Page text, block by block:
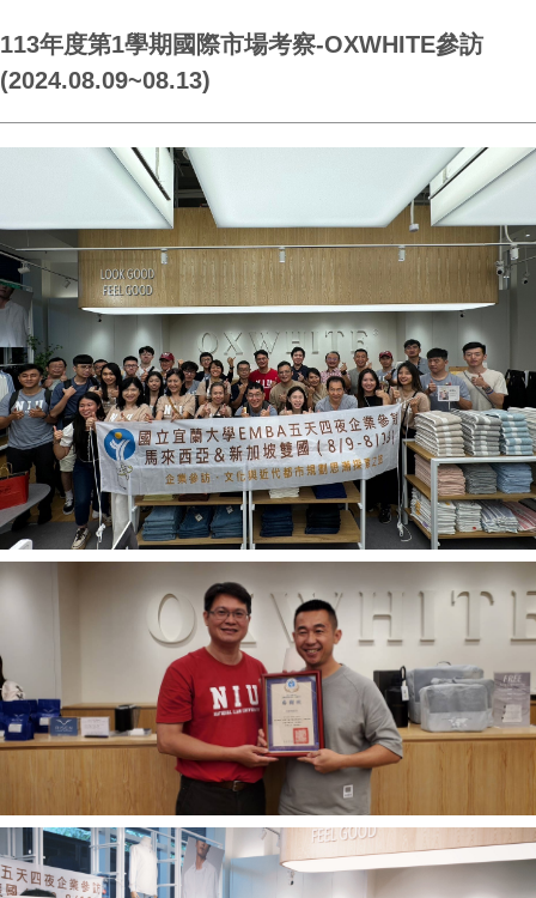
113年度第1學期國際市場考察-OXWHITE參訪
(2024.08.09~08.13)